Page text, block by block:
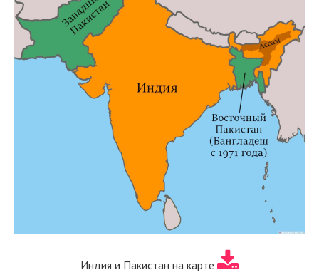
Индия и Пакистан на карте